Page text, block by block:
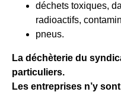
déchets toxiques,
radioactifs,
pneus.
La déchèterie du
particuliers.
Les entreprises n’y